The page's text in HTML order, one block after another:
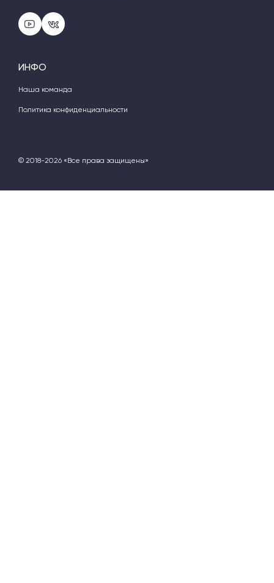
ИНФО
Наша команда
Политика конфиденциальности
© 2018-2026 «Все права защищены»